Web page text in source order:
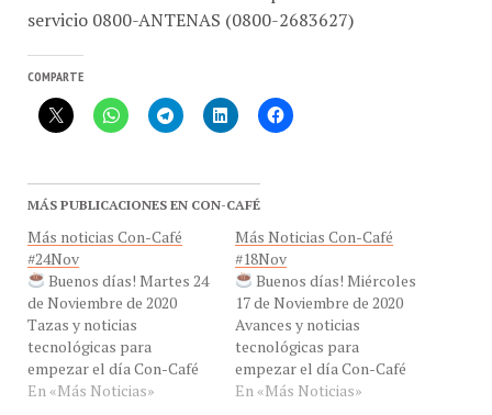
COMPARTE
MÁS PUBLICACIONES EN CON-CAFÉ
Más noticias Con-Café
#24Nov
Buenos días! Martes 24
de Noviembre de 2020
Tazas y noticias
tecnológicas para
empezar el día Con-Café
En «Más Noticias»
Más Noticias Con-Café
#18Nov
Buenos días! Miércoles
17 de Noviembre de 2020
Avances y noticias
tecnológicas para
empezar el día Con-Café
En «Más Noticias»